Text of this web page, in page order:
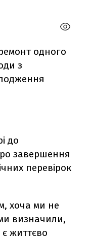
одного
з
до
завершення
перевірок
хоча ми не
визначили,
життєво